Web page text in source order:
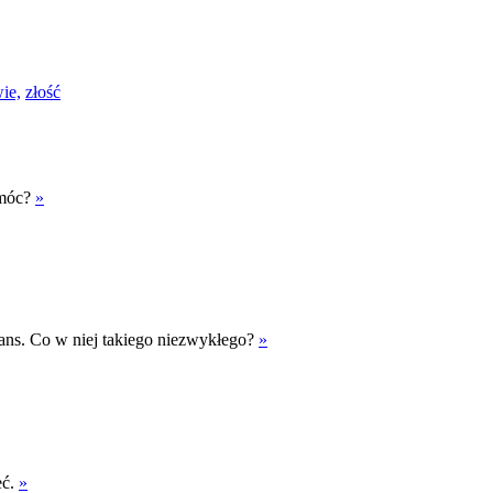
złość
»
Co w niej takiego niezwykłego? »
»